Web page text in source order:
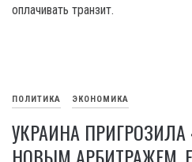
оплачивать транзит.
ПОЛИТИКА ЭКОНОМИКА
УКРАИНА ПРИГРОЗИЛА